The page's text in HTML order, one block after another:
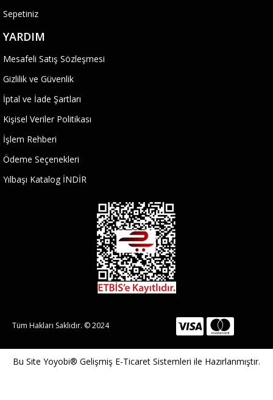
Sepetiniz
YARDIM
Mesafeli Satış Sözleşmesi
Gizlilik ve Güvenlik
İptal ve İade Şartları
Kişisel Veriler Politikası
İşlem Rehberi
Ödeme Seçenekleri
Yılbaşı Katalog İNDİR
Tüm Hakları Saklıdır. © 2024
Bu Site Yoyobi® Gelişmiş E-Ticaret Sistemleri ile Hazırlanmıştır.